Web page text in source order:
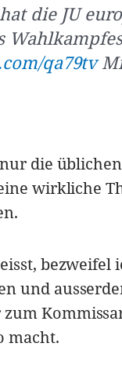
die JU
Wahlkampfes
qa79tv
die
wirkliche
bezweifel
und
macht.